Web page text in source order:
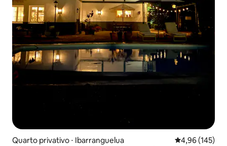
Quarto privativo ⋅ Ibarranguelua 4,96 de uma
4,96 (145)